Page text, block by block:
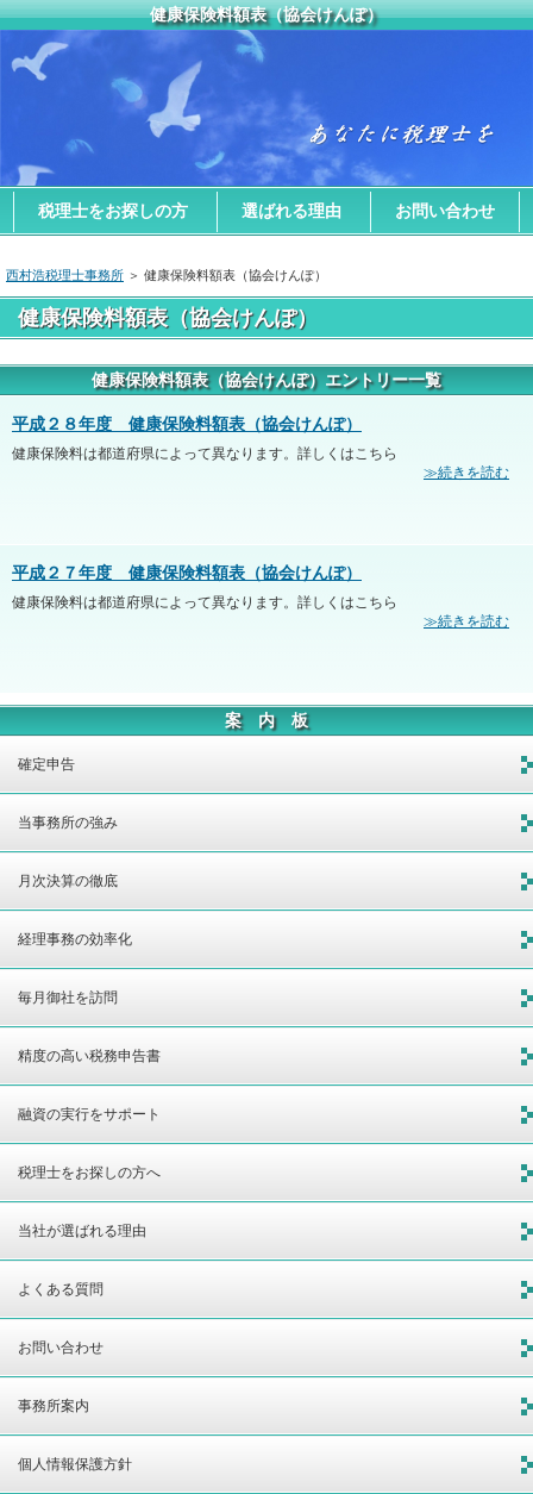
健康保険料額表（協会けんぽ）
税理士をお探しの方 選ばれる理由 お問い合わせ
西村浩税理士事務所 ＞ 健康保険料額表（協会けんぽ）
健康保険料額表（協会けんぽ）
健康保険料額表（協会けんぽ）エントリー一覧
平成２８年度 健康保険料額表（協会けんぽ）
健康保険料は都道府県によって異なります。詳しくはこちら
≫続きを読む
平成２７年度 健康保険料額表（協会けんぽ）
健康保険料は都道府県によって異なります。詳しくはこちら
≫続きを読む
案 内 板
確定申告
当事務所の強み
月次決算の徹底
経理事務の効率化
毎月御社を訪問
精度の高い税務申告書
融資の実行をサポート
税理士をお探しの方へ
当社が選ばれる理由
よくある質問
お問い合わせ
事務所案内
個人情報保護方針